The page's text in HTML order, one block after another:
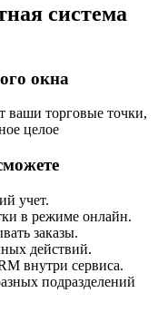
система
окна
торговые точки,
целое
учет.
в режиме онлайн.
заказы.
действий.
внутри сервиса.
подразделений